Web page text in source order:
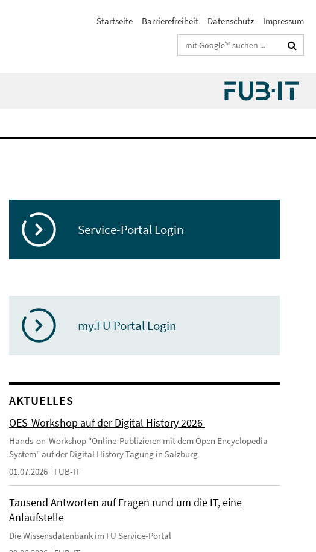
Startseite Barrierefreiheit Datenschutz
Impressum
Suchbegriffe
Service-Portal Login
my.FU Portal Login
AKTUELLES
OES-Workshop auf der Digital History 2026
Hands-on-Workshop "Online-Publizieren mit dem Open Encyclopedia
System" auf der Digital History Tagung in Salzburg
01.07.2026
FUB-IT
Tausend Antworten auf Fragen rund um die IT, eine
Anlaufstelle
Die Wissensdatenbank im FU Service-Portal